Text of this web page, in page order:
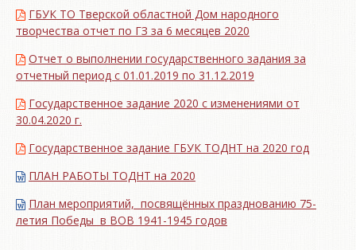
ГБУК ТО Тверской областной Дом народного
творчества отчет по ГЗ за 6 месяцев 2020
Отчет о выполнении государственного задания за
отчетный период с 01.01.2019 по 31.12.2019
Государственное задание 2020 с изменениями от
30.04.2020 г.
Государственное задание ГБУК ТОДНТ на 2020 год
ПЛАН РАБОТЫ ТОДНТ на 2020
План мероприятий, посвящённых празднованию 75-
летия Победы в ВОВ 1941-1945 годов